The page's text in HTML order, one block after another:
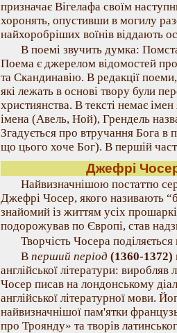
призначає Вігелафа своїм
хоронять, опустивши в могилу
найхоробріших воїнів віддають
В поемі звучить думка:
Поема є джерелом відомостей
та Скандинавію. В редакції
які лежать в основі твору були
християнства. В тексті немає
імена (Авель, Ной), Грендель
Згадується про втручання Бога в
що цього хоче Бог). В першій
Джефрі
Найвизначнішою постаттю
Джефрі Чосер, якого називають
знайомий із життям усіх
подорожував по Європі, став
Творчість Чосера
В перший період (1360-1372)
англійської літератури:
Чосер писав на лондонському
англійської літературної мови.
найвизначнішої пам'ятки
про Троянду» та творів